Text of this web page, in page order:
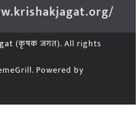
(कृषक जगत). All rights
Powered by